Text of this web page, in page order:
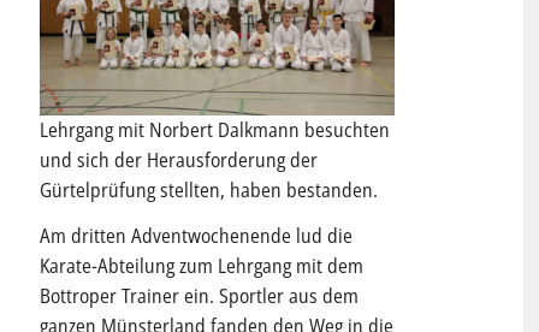
Lehrgang mit Norbert Dalkmann besuchten
und sich der Herausforderung der
Gürtelprüfung stellten, haben bestanden.
Am dritten Adventwochenende lud die
Karate-Abteilung zum Lehrgang mit dem
Bottroper Trainer ein. Sportler aus dem
ganzen Münsterland fanden den Weg in die